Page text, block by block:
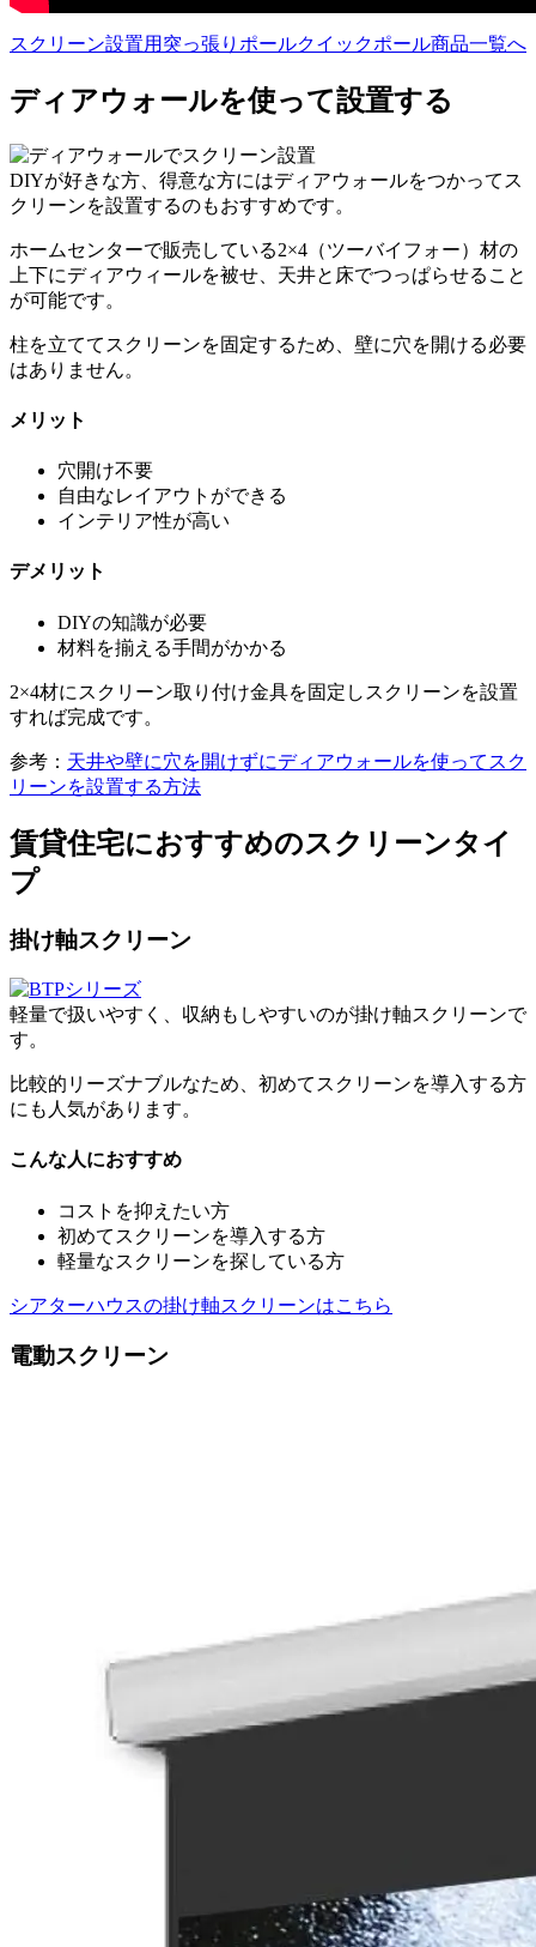
スクリーン設置用突っ張りポールクイックポール商品一覧へ
ディアウォールを使って設置する
DIYが好きな方、得意な方にはディアウォールをつかってス
クリーンを設置するのもおすすめです。
ホームセンターで販売している2×4（ツーバイフォー）材の
上下にディアウィールを被せ、天井と床でつっぱらせること
が可能です。
柱を立ててスクリーンを固定するため、壁に穴を開ける必要
はありません。
メリット
穴開け不要
自由なレイアウトができる
インテリア性が高い
デメリット
DIYの知識が必要
材料を揃える手間がかかる
2×4材にスクリーン取り付け金具を固定しスクリーンを設置
すれば完成です。
参考： 天井や壁に穴を開けずにディアウォールを使ってスク
リーンを設置する方法
賃貸住宅におすすめのスクリーンタイ
プ
掛け軸スクリーン
軽量で扱いやすく、収納もしやすいのが掛け軸スクリーンで
す。
比較的リーズナブルなため、初めてスクリーンを導入する方
にも人気があります。
こんな人におすすめ
コストを抑えたい方
初めてスクリーンを導入する方
軽量なスクリーンを探している方
シアターハウスの掛け軸スクリーンはこちら
電動スクリーン